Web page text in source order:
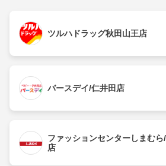
ツルハドラッグ秋田山王店
バースデイ/仁井田店
ファッションセンターしまむ
店